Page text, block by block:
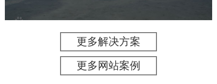
更多解决方案
更多网站案例